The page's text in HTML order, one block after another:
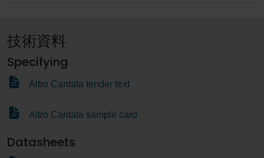
技術資料
Specifying
Altro Cantata tender text
Altro Cantata sample card
Datasheets